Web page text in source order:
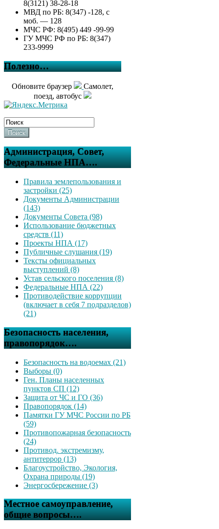
8(3121) 38-28-18
МВД по РБ: 8(347) -128, с
моб. — 128
МЧС РФ: 8(495) 449 -99-99
ГУ МЧС РФ по РБ: 8(347)
233-9999
Полезно…
Обновите браузер
Самолет,
поезд, автобус
Поиск
Администрация, Совет,
Федеральные НПА….
Правила землепользования и
застройки (25)
Документы Администрации
(143)
Документы Совета (98)
Использование бюджетных
средств (11)
Проекты НПА (17)
Публичные слушания (19)
Тексты официальных
выступлений (8)
Устав сельского поселения (8)
Федеральные НПА (22)
Противодействие коррупции
(включает в себя 7 подразделов)
(21)
Безопасность населения,
правопорядок….
Безопасность на водоемах (21)
Выборы (0)
Ген. Планы населенных
пунктов СП (12)
Защита от ЧС и ГО (36)
Правопорядок (14)
Памятки ГУ МЧС России по РБ
(59)
Противопожарная безопасность
(24)
Противод. экстремизму,
антитеррор (13)
Благоустройство, Экология,
Охрана природы (19)
Энергосбережение (3)
Местное самоуправление,
общие вопросы….